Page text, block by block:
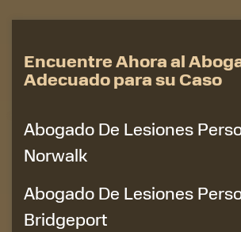
Encuentre Ahora al
Adecuado para su Caso
Abogado De Lesiones
Norwalk
Abogado De Lesiones
Bridgeport